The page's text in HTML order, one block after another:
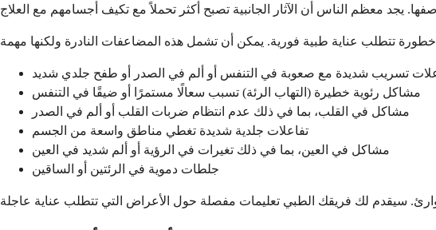
تسريب شديدة مع صعوبة في التنفس أو ألم في الصدر أو طفح جلدي شديد
مشاكل رئوية خطيرة (التهاب الرئة) تسبب سعالًا مستمرًا أو ضيقًا في التنفس
مشاكل في القلب، بما في ذلك عدم انتظام ضربات القلب أو ألم في الصدر
تفاعلات جلدية شديدة تغطي مناطق واسعة من الجسم
مشاكل في العين، بما في ذلك تغيرات في الرؤية أو ألم شديد في العين
جلطات دموية في الرئتين أو الساقين